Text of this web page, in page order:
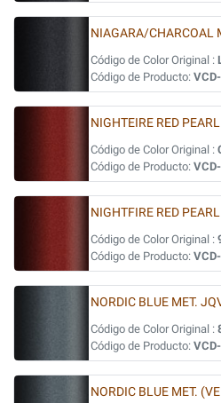
NIAGARA/CHARCOAL
Código de Color Original :
Código de Producto:
NIGHTEIRE RED
Código de Color Original :
Código de Producto:
NIGHTFIRE RED
Código de Color Original :
Código de Producto:
NORDIC BLUE MET.
Código de Color Original :
Código de Producto:
NORDIC BLUE MET.